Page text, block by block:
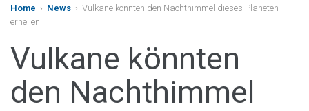
Home › News › Vulkane könnten den Nachthimmel dieses Planeten
erhellen
Vulkane könnten
den Nachthimmel